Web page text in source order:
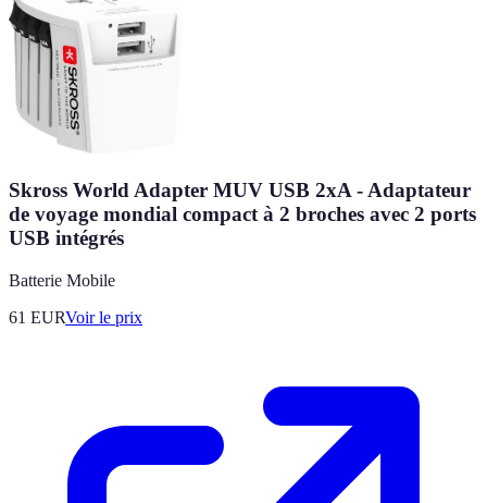
Skross World Adapter MUV USB 2xA - Adaptateur
de voyage mondial compact à 2 broches avec 2 ports
USB intégrés
Batterie Mobile
61 EURVoir le prix